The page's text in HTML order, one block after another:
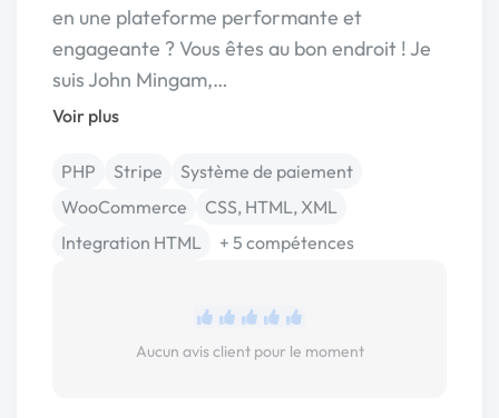
en une plateforme performante et
engageante ? Vous êtes au bon endroit ! Je
suis John Mingam,…
Voir plus
PHP Stripe
Système de paiement
WooCommerce
CSS, HTML, XML
Integration HTML
+ 5 compétences
Aucun avis client pour le moment